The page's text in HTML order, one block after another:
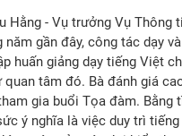
- Vụ trưởng Vụ Thông
gần đây, công tác dạy
huấn giảng dạy tiếng Việt
tâm đó. Bà đánh giá
gia buổi Tọa đàm. Bằng
ý nghĩa là việc duy trì